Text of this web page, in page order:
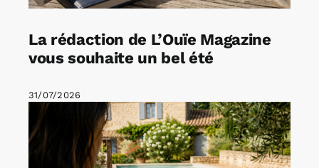
La rédaction de L’Ouïe Magazine
vous souhaite un bel été
31/07/2026